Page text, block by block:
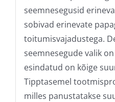
seemnesegusid
sobivad erinevate
toitumisvajadustega.
seemnesegude valik
esindatud on kõige
Tipptasemel
milles panustatakse